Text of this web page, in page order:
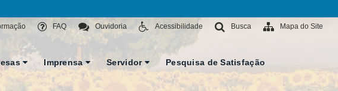
Mapa do Site
Busca
Acessibilidade
Ouvidoria
FAQ
Imprensa Servidor Pesquisa de Satisfação